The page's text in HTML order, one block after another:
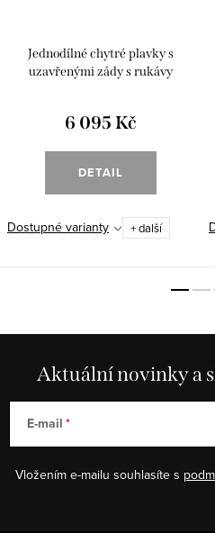
Jednodílné chytré plavky s
uzavřenými zády s rukávy
6 095 Kč
DETAIL
Dostupné varianty + další
Aktuální novinky a
E-mail
Vložením e-mailu souhlasíte s